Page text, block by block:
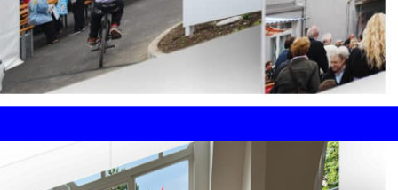
Gesamtheitliches
Orientierungs- und